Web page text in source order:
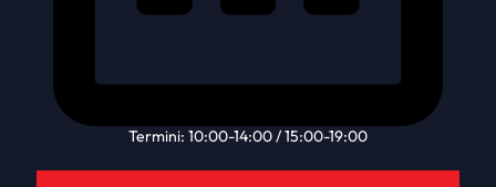
Termini: 10:00-14:00 / 15:00-19:00